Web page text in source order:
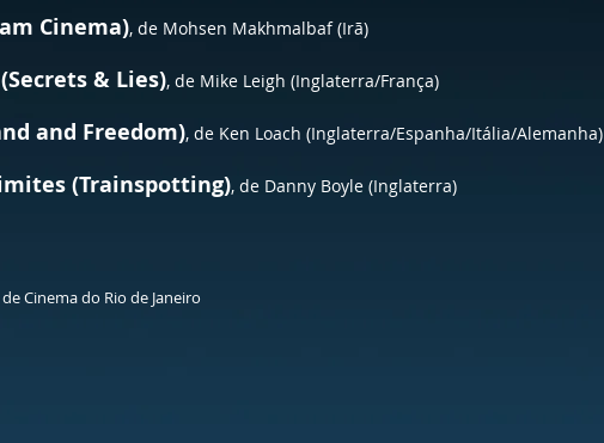
Cinema), de Mohsen Makhmalbaf (Irã)
& Lies), de Mike Leigh (Inglaterra/França)
and Freedom), de Ken Loach (Inglaterra/Espanha/Itália/Alemanha)
(Trainspotting), de Danny Boyle (Inglaterra)
Cinema do Rio de Janeiro